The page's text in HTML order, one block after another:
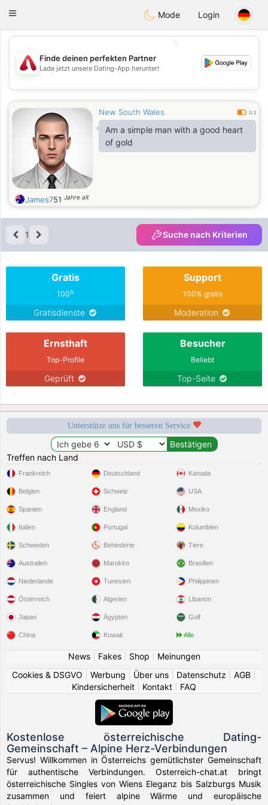
Österreich Chat
Toggle
Mode Login
💖
💕
Finde deinen perfekten Partner
Lade jetzt unsere Dating-App herunter!
New South Wales 0.3
Am a simple man with a good heart
of gold
James751 Jahre alt
1 Suche nach Kriterien
Gratis
100%
Gratisdienste
Support
100% gratis
Moderation
Ernsthaft
Top-Profile
Geprüft
Besucher
Beliebt
Top-Seite
Unterstütze uns für besseren Service
Treffen nach Land
Frankreich
Belgien
Spanien
Italien
Schweden
Deutschland
Schweiz
England
Portugal
Behinderte
Kanada
USA
Mexiko
Kolumbien
Tiere
Australien
Niederlande
Österreich
Japan
China
Marokko
Tunesien
Algerien
Ägypten
Kuwait
Brasilien
Philippinen
Libanon
Golf
Alle
News| Fakes| Shop
Meinungen
Cookies & DSGVO
Werbung Über uns Datenschutz AGB
Kindersicherheit
Kontakt FAQ
Kostenlose österreichische Dating-
Gemeinschaft – Alpine Herz-Verbindungen
Servus! Willkommen in Österreichs gemütlichster Gemeinschaft
für authentische Verbindungen. Osterreich-chat.at bringt
österreichische Singles von Wiens Eleganz bis Salzburgs Musik
zusammen und feiert alpine Wärme und europäische